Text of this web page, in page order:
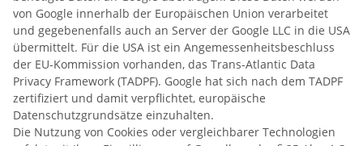
von Google innerhalb der Europäischen Union verarbeitet
und gegebenenfalls auch an Server der Google LLC in die USA
übermittelt. Für die USA ist ein Angemessenheitsbeschluss
der EU-Kommission vorhanden, das Trans-Atlantic Data
Privacy Framework (TADPF). Google hat sich nach dem TADPF
zertifiziert und damit verpflichtet, europäische
Datenschutzgrundsätze einzuhalten.
Die Nutzung von Cookies oder vergleichbarer Technologien